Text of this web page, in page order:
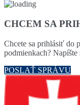
CHCEM SA
Chcete sa prihlásiť do
podmienkach? Napíšte
POSLAŤ SPRÁVU